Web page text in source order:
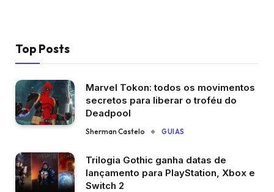
Top Posts
Marvel Tokon: todos os movimentos
secretos para liberar o troféu do
Deadpool
Sherman Castelo GUIAS
Trilogia Gothic ganha datas de
lançamento para PlayStation, Xbox e
Switch 2